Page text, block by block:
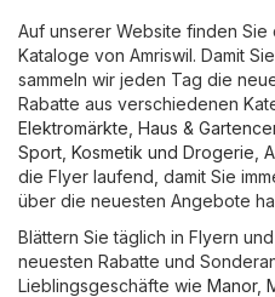
Auf unserer Website finden
Kataloge von Amriswil. Damit
sammeln wir jeden Tag die
Rabatte aus verschiedenen
Elektromärkte Haus &
Sport Kosmetik und Drogerie
die Flyer laufend, damit Sie
über die neuesten Angebote
Blättern Sie täglich in Flyern
neuesten Rabatte und
Lieblingsgeschäfte wie Manor,